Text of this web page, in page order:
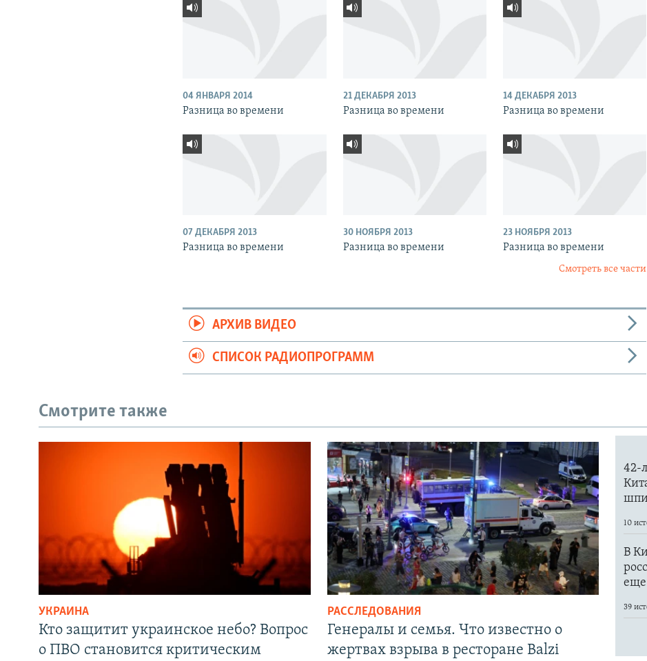
04 ЯНВАРЯ 2014
Разница во времени
21 ДЕКАБРЯ 2013
Разница во времени
14 ДЕКАБРЯ 2013
Разница во времени
07 ДЕКАБРЯ 2013
Разница во времени
30 НОЯБРЯ 2013
Разница во времени
23 НОЯБРЯ 2013
Разница во времени
Смотреть все части
АРХИВ ВИДЕО
СПИСОК РАДИОПРОГРАММ
Смотрите также
УКРАИНА
Кто защитит украинское небо? Вопрос
о ПВО становится критическим
РАССЛЕДОВАНИЯ
Генералы и семья. Что известно о
жертвах взрыва в ресторане Balzi